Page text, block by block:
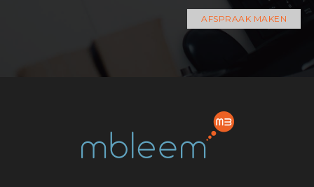
AFSPRAAK MAKEN